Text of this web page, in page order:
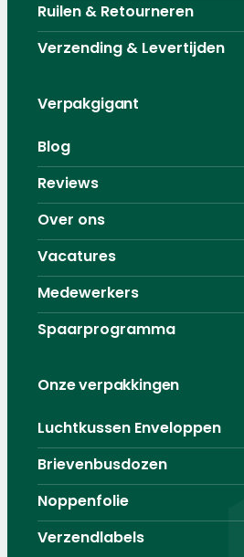
Ruilen & Retourneren
Verzending & Levertijden
Verpakgigant
Blog
Reviews
Over ons
Vacatures
Medewerkers
Spaarprogramma
Onze verpakkingen
Luchtkussen Enveloppen
Brievenbusdozen
Noppenfolie
Verzendlabels